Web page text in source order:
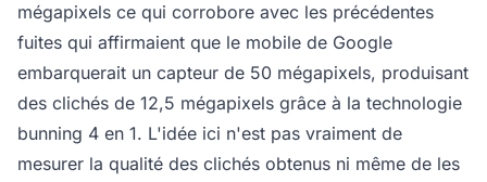
mégapixels ce qui corrobore avec les précédentes
fuites qui affirmaient que le mobile de Google
embarquerait un capteur de 50 mégapixels, produisant
des clichés de 12,5 mégapixels grâce à la technologie
bunning 4 en 1. L'idée ici n'est pas vraiment de
mesurer la qualité des clichés obtenus ni même de les